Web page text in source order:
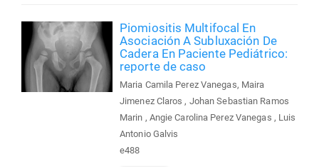
Piomiositis Multifocal En
Asociación A Subluxación De
Cadera En Paciente Pediátrico:
reporte de caso
Maria Camila Perez Vanegas, Maira
Jimenez Claros , Johan Sebastian Ramos
Marin , Angie Carolina Perez Vanegas , Luis
Antonio Galvis
e488